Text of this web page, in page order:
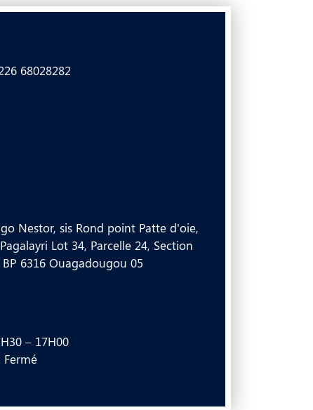
68028282
Nestor, sis Rond point Patte d'oie,
Lot 34, Parcelle 24, Section
6316 Ouagadougou 05
– 17H00
Fermé